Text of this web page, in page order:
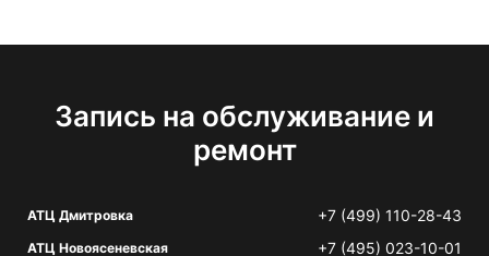
Запись на обслуживание и
ремонт
АТЦ Дмитровка +7 (499) 110-28-43
АТЦ Новоясеневская +7 (495) 023-10-01